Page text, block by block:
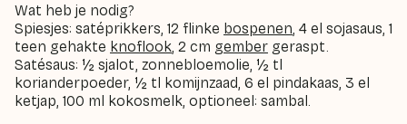
Wat heb je nodig?
Spiesjes: satéprikkers, 12 flinke bospenen, 4 el sojasaus, 1
teen gehakte knoflook, 2 cm gember geraspt.
Satésaus: ½ sjalot, zonnebloemolie, ½ tl
korianderpoeder, ½ tl komijnzaad, 6 el pindakaas, 3 el
ketjap, 100 ml kokosmelk, optioneel: sambal.